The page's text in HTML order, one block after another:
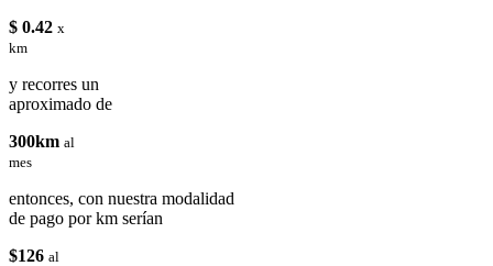
$ 0.42 x
km
y recorres un
aproximado de
300km al
mes
entonces, con nuestra modalidad
de pago por km serían
$126 al